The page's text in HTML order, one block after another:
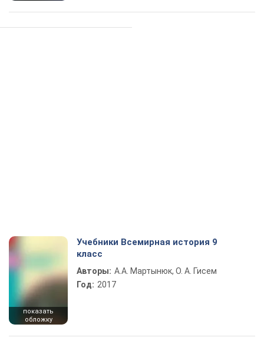
показать
обложку
Учебники Всемирная история 9
класс
Авторы: А.А. Мартынюк, О. А. Гисем
Год: 2017